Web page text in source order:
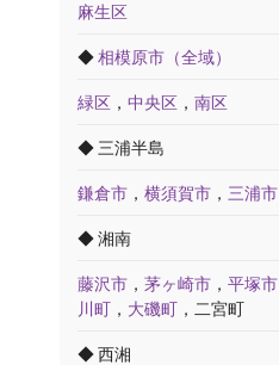
麻生区
◆相模原市（全域）
緑区 ， 中央区 ， 南区
◆ 三浦半島
鎌倉市 ， 横須賀市 ， 三浦市
◆ 湘南
藤沢市 ， 茅ヶ崎市 ， 平塚市
川町 ， 大磯町 ，二宮町
◆ 西湘